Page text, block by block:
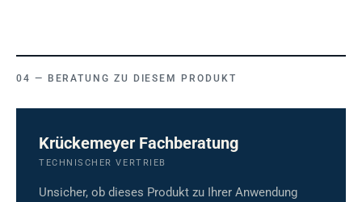
BERATUNG ZU DIESEM PRODUKT
Krückemeyer Fachberatung
TECHNISCHER VERTRIEB
Unsicher, ob dieses Produkt zu Ihrer Anwendung